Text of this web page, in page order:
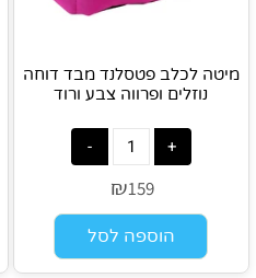
מיטה לכלב פטסלנד מבד דוחה
נוזלים ופרווה צבע ורוד
₪159
הוספה לסל